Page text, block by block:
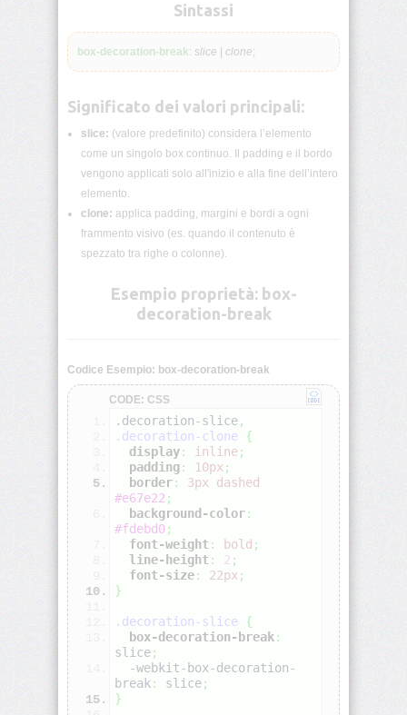
Funzioni
CSS
Browser
CSS
Commenti
align-
items
align-
self
all
animation
animation-
delay
animation-
direction
animation-
Sintassi
box-decoration-break: slice clone;
Significato dei valori principali:
slice: (valore predefinito) considera l’elemento
come un singolo box continuo. Il padding e il bordo
vengono applicati solo all'inizio e alla fine dell’intero
elemento.
clone: applica padding, margini e bordi a ogni
frammento visivo (es. quando il contenuto è
spezzato tra righe o colonne).
Esempio proprietà: box-
decoration-break
Codice Esempio: box-decoration-break
CODE: CSS
.decoration-slice,
.decoration-clone
{
display: inline;
padding: 10px ;
border: 3px
dashed
#e67e22 ;
background-color:
#fdebd0;
font-weight : bold ;
line-height : 2 ;
font-size: 22px ;
}
.decoration-slice
{
box-decoration-break:
slice;
break : slice;
}